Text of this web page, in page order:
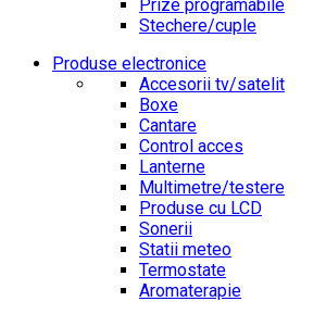
Prize programabile
Stechere/cuple
Produse electronice
Accesorii tv/satelit
Boxe
Cantare
Control acces
Lanterne
Multimetre/testere
Produse cu LCD
Sonerii
Statii meteo
Termostate
Aromaterapie